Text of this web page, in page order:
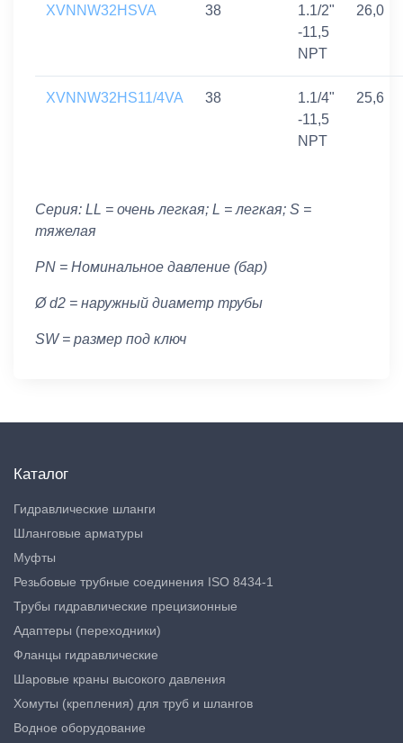
XVNNW32HSVA 38
1.1/2"
-11,5
NPT
26,0
XVNNW32HS11/4VA 38
1.1/4"
-11,5
NPT
25,6
Серия: LL = очень легкая; L = легкая; S =
тяжелая
PN = Номинальное давление (бар)
Ø d2 = наружный диаметр трубы
SW = размер под ключ
Каталог
Гидравлические шланги
Шланговые арматуры
Муфты
Резьбовые трубные соединения ISO 8434-1
Трубы гидравлические прецизионные
Адаптеры (переходники)
Фланцы гидравлические
Шаровые краны высокого давления
Хомуты (крепления) для труб и шлангов
Водное оборудование